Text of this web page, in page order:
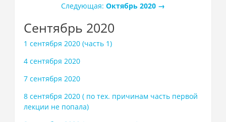
Следующая: Октябрь 2020 →
Сентябрь 2020
1 сентября 2020 (часть 1)
4 сентября 2020
7 сентября 2020
8 сентября 2020 ( по тех. причинам часть первой
лекции не попала)